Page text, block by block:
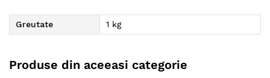
Greutate 1 kg
Produse din aceeasi categorie